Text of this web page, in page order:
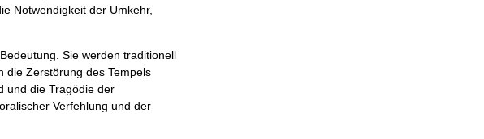
Notwendigkeit der Umkehr,
Sie werden traditionell
die Zerstörung des Tempels
und die Tragödie der
Verfehlung und der